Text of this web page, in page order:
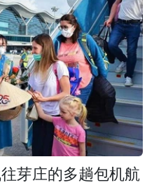
芽庄的多趟包机航